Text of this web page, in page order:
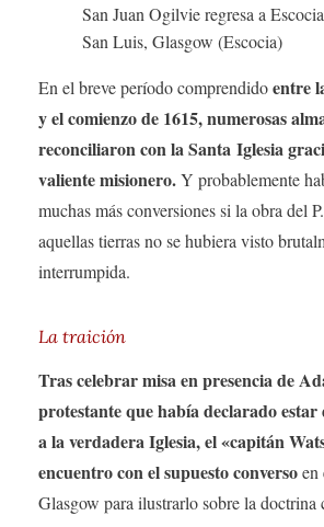
San Juan Ogilvie regresa a
San Luis, Glasgow (Escocia)
En el breve período comprendidoentre
y el comienzo de 1615, numerosas
reconciliaron con la Santa Iglesia
valiente misionero.Y probablemente
muchas más conversiones si la obra del
aquellas tierras no se hubiera visto
interrumpida.
La traición
Tras celebrar misa en presencia de
protestante que había declarado estar
a la verdadera Iglesia, el «capitán
encuentro con el supuesto conversoen
Glasgow para ilustrarlo sobre la doctrina